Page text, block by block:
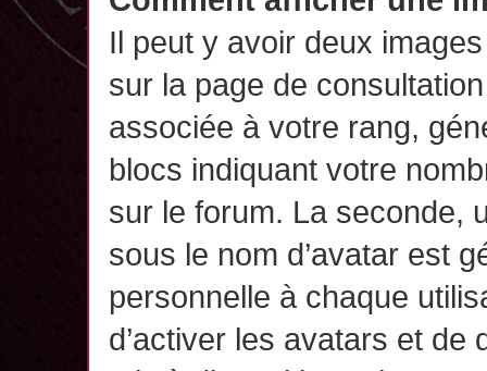
Il peut y avoir deux
sur la page de
associée à votre rang,
blocs indiquant votre
sur le forum. La seconde,
sous le nom d’avatar est
personnelle à chaque
d’activer les avatars et de